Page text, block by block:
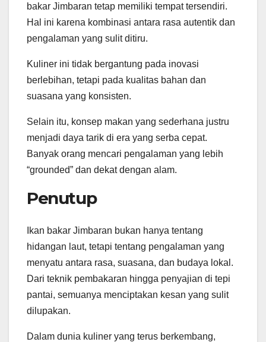
bakar Jimbaran tetap memiliki tempat tersendiri.
Hal ini karena kombinasi antara rasa autentik dan
pengalaman yang sulit ditiru.
Kuliner ini tidak bergantung pada inovasi
berlebihan, tetapi pada kualitas bahan dan
suasana yang konsisten.
Selain itu, konsep makan yang sederhana justru
menjadi daya tarik di era yang serba cepat.
Banyak orang mencari pengalaman yang lebih
“grounded” dan dekat dengan alam.
Penutup
Ikan bakar Jimbaran bukan hanya tentang
hidangan laut, tetapi tentang pengalaman yang
menyatu antara rasa, suasana, dan budaya lokal.
Dari teknik pembakaran hingga penyajian di tepi
pantai, semuanya menciptakan kesan yang sulit
dilupakan.
Dalam dunia kuliner yang terus berkembang,